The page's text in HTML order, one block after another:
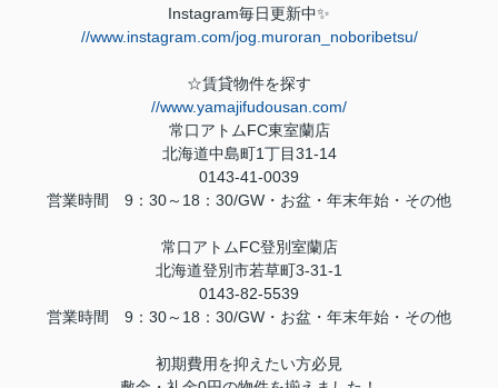
Instagram毎日更新中✨
//www.instagram.com/jog.muroran_noboribetsu/
☆賃貸物件を探す
//www.yamajifudousan.com/
常口アトムFC東室蘭店
北海道中島町1丁目31-14
0143-41-0039
営業時間 9 ： 30～ 18 ： 30/GW ・お盆・年末年始・その他
常口アトムFC登別室蘭店
北海道登別市若草町3-31-1
0143-82-5539
営業時間 9 ： 30～ 18 ： 30/GW ・お盆・年末年始・その他
初期費用を抑えたい方必見